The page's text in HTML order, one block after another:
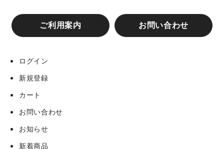
ご利用案内 お問い合わせ
ログイン
新規登録
カート
お問い合わせ
お知らせ
新着商品